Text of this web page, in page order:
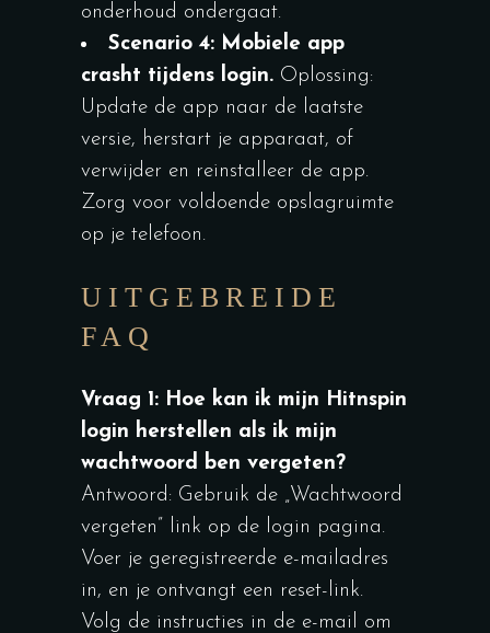
onderhoud ondergaat.
Scenario 4: Mobiele app
crasht tijdens login. Oplossing:
Update de app naar de laatste
versie, herstart je apparaat, of
verwijder en reinstalleer de app.
Zorg voor voldoende opslagruimte
op je telefoon.
UITGEBREIDE
FAQ
Vraag 1: Hoe kan ik mijn Hitnspin
login herstellen als ik mijn
wachtwoord ben vergeten?
Antwoord: Gebruik de „Wachtwoord
vergeten” link op de login pagina.
Voer je geregistreerde e-mailadres
in, en je ontvangt een reset-link.
Volg de instructies in de e-mail om